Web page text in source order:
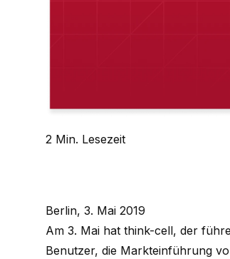
2 Min. Lesezeit
Berlin, 3. Mai 2019
Am 3. Mai hat think-cell, der
Benutzer, die Markteinführung